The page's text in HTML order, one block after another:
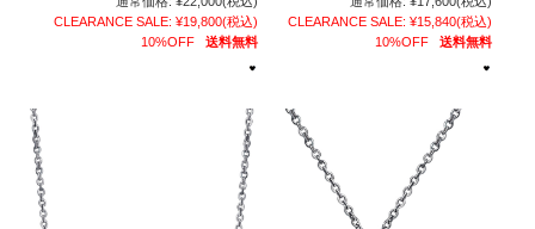
CLEARANCE SALE: ¥19,800(税込)
10%OFF
送料無料
CLEARANCE SALE: ¥15,840(税込)
10%OFF
送料無料